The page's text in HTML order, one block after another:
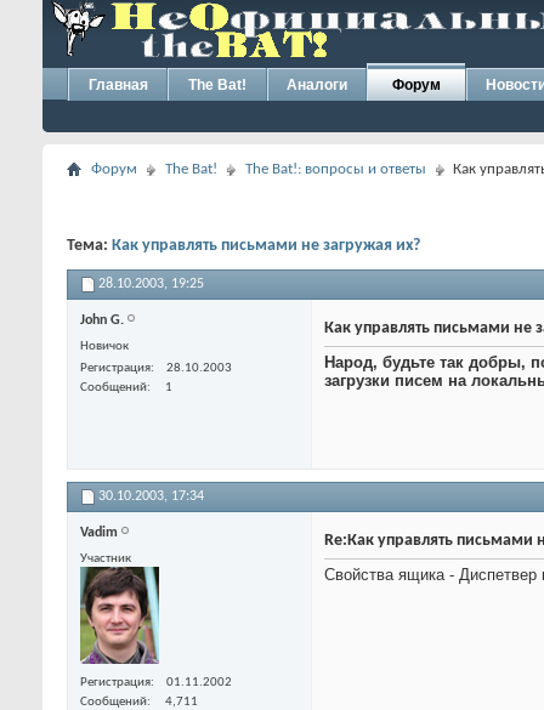
Главная The Bat! Аналоги Форум
Форум The Bat! The Bat!: вопросы и ответы Как
Тема: Как управлять письмами не загружая их?
28.10.2003, 19:25
John G.
Новичок
Регистрация
28.10.2003
Сообщений
1
Как управлять письмами не
Народ, будьте так добры,
загрузки писем на
30.10.2003, 17:34
Vadim
Участник
Регистрация
01.11.2002
Сообщений
4,711
Re:Как управлять письмами
Свойства ящика -